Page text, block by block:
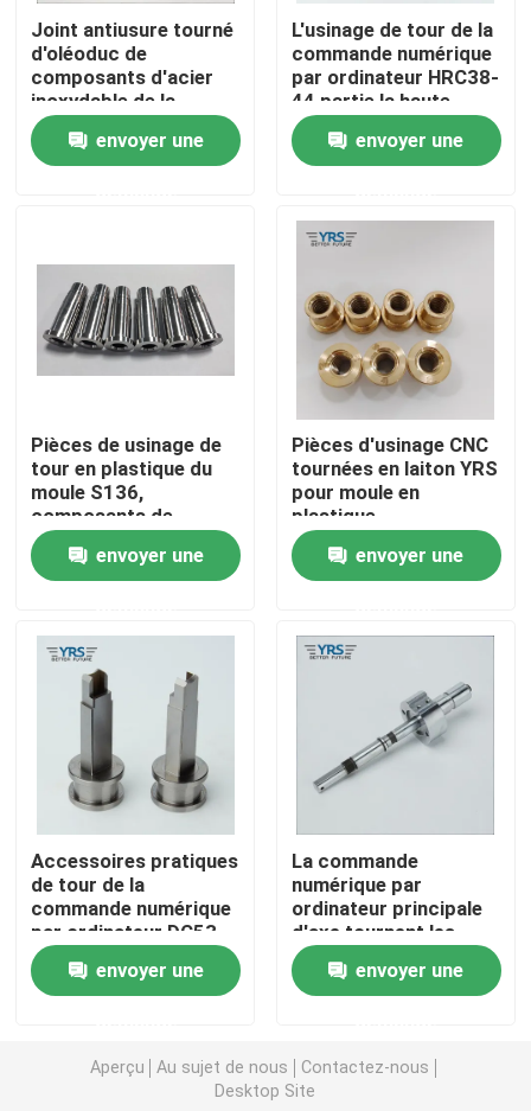
Au sujet de nous
Visite d'usine
Contactez-nous
Nouvelles
Pièces usinées par précision
La commande numérique par ordinateur a usiné des
Pièces usinées en métal
Machine servo de presse
pièces de moule de précision
La commande numérique par ordinateur tournent les
Pièces tournées par précision
pièces de moulage par injection
Joint antiusure tourné
d'oléoduc de
composants d'acier
inoxydable de la
tolérance 0.02mm
envoyer une
L'usinage de tour de la
commande numérique
par ordinateur HRC38-
44 partie la haute
précision 40CR
matérielleenvoyer une
Pièces de usinage de
tour en plastique du
moule S136,
composants de
rotation universels de
commande numérique
par ordinateur
envoyer une
Pièces d'usinage CNC
tournées en laiton YRS
pour moule en
plastique
envoyer une
Accessoires pratiques
de tour de la
commande numérique
par ordinateur DC53,
pièce de usinage de la
haute précision SKD11
envoyer une
La commande
numérique par
ordinateur principale
d'axe tournent les
pièces de usinage
envoyer une
Aperçu Au sujet de nous
Contactez-nous
Desktop Site